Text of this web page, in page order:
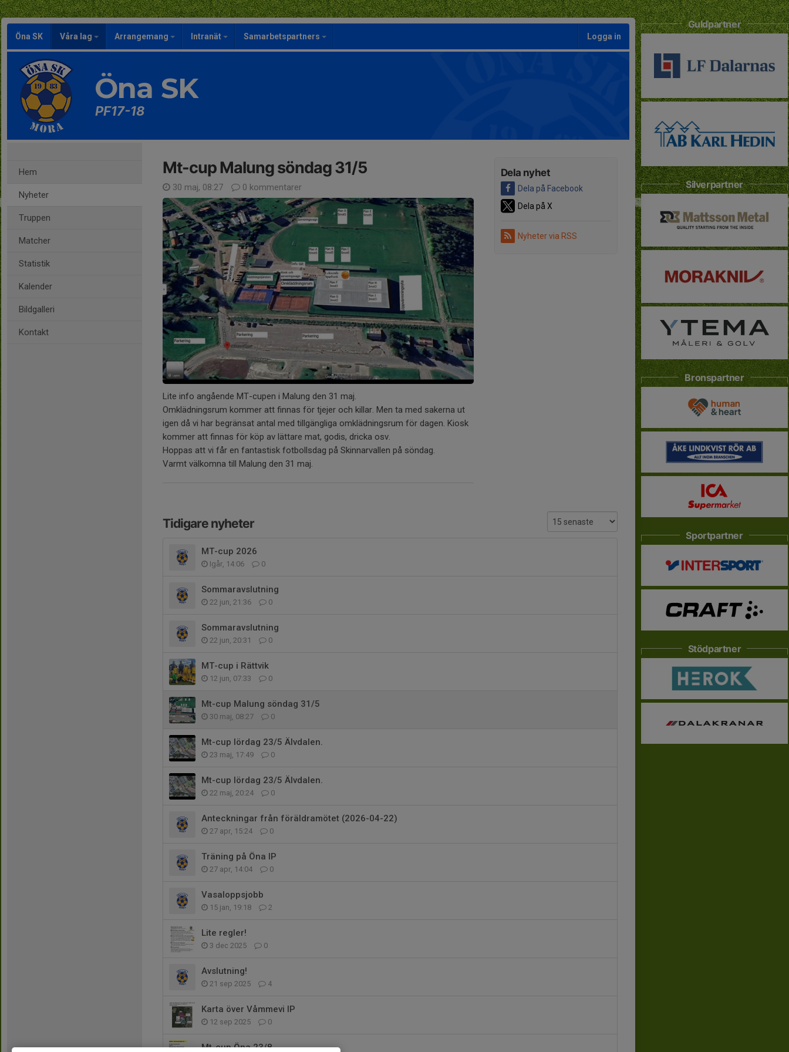
Öna SK Våra lag Arrangemang Intranät Samarbetspartners Logga in
Öna SK
PF17-18
Hem
Nyheter
Truppen
Matcher
Statistik
Kalender
Bildgalleri
Kontakt
Dela nyhet
Dela på Facebook
Dela på X
Nyheter via RSS
Mt-cup Malung söndag 31/5
30 maj, 08:27 0 kommentarer
Lite info angående MT-cupen i Malung den 31 maj.
Omklädningsrum kommer att finnas för tjejer och killar. Men ta med sakerna ut
igen då vi har begränsat antal med tillgängliga omklädningsrum för dagen. Kiosk
kommer att finnas för köp av lättare mat, godis, dricka osv.
Hoppas att vi får en fantastisk fotbollsdag på Skinnarvallen på söndag.
Varmt välkomna till Malung den 31 maj.
Tidigare nyheter
MT-cup 2026
Igår, 14:06 0
Sommaravslutning
22 jun, 21:36 0
Sommaravslutning
22 jun, 20:31 0
MT-cup i Rättvik
12 jun, 07:33 0
Mt-cup Malung söndag 31/5
30 maj, 08:27 0
Mt-cup lördag 23/5 Älvdalen.
23 maj, 17:49 0
Mt-cup lördag 23/5 Älvdalen.
22 maj, 20:24 0
Anteckningar från föräldramötet (2026-04-22)
27 apr, 15:24 0
Träning på Öna IP
27 apr, 14:04 0
Vasaloppsjobb
15 jan, 19:18 2
Lite regler!
3 dec 2025 0
Avslutning!
21 sep 2025 4
Karta över Våmmevi IP
12 sep 2025 0
Mt-cup Öna 23/8
Guldpartner
Silverpartner
Bronspartner
Sportpartner
Stödpartner